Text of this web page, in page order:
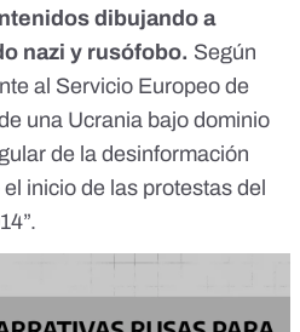
dibujando a
nazi y rusófobo. Según
al Servicio Europeo de
una Ucrania bajo dominio
de la desinformación
inicio de las protestas del